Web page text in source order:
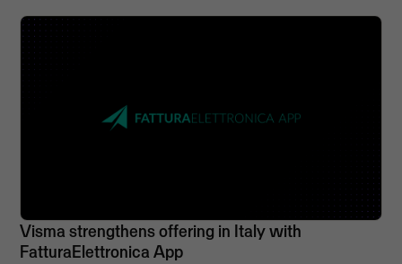
Visma strengthens offering in Italy with
FatturaElettronica App